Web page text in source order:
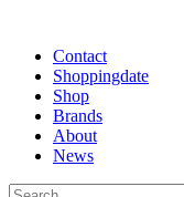
Contact
Shoppingdate
Shop
Brands
About
News